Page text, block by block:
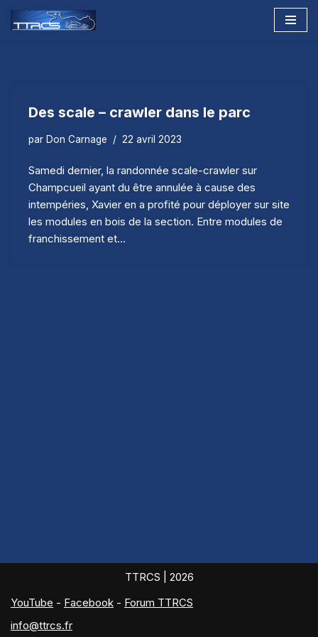
Des scale – crawler dans le parc
par Don Carnage 22 avril 2023
Samedi dernier, la randonnée scale-crawler sur
Champcueil ayant du être annulée à cause des
intempéries, Xavier en a profité pour déployer sur site
les modules en bois de la section. Entre modules de
franchissement et…
TTRCS | 2026
YouTube - Facebook - Forum TTRCS
info@ttrcs.fr